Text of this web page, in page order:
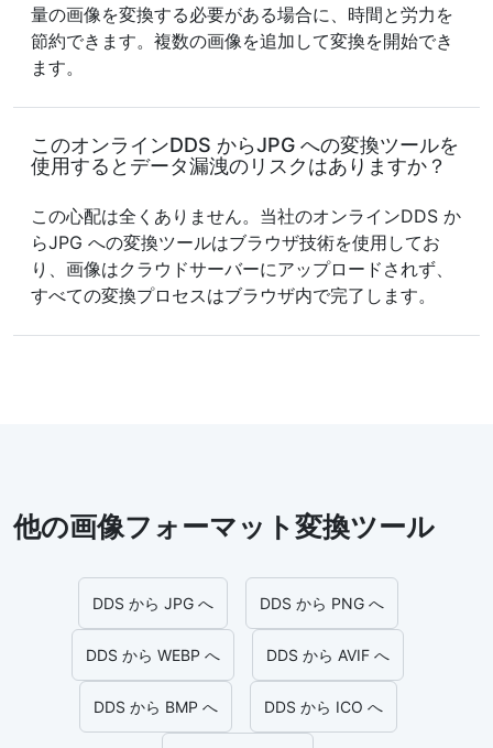
量の画像を変換する必要がある場合に、時間と労力を
節約できます。複数の画像を追加して変換を開始でき
ます。
このオンラインDDS からJPG への変換ツールを
使用するとデータ漏洩のリスクはありますか？
この心配は全くありません。当社のオンラインDDS か
らJPG への変換ツールはブラウザ技術を使用してお
り、画像はクラウドサーバーにアップロードされず、
すべての変換プロセスはブラウザ内で完了します。
他の画像フォーマット変換ツール
DDS から JPG へ DDS から PNG へ
DDS から WEBP へ DDS から AVIF へ
DDS から BMP へ DDS から ICO へ